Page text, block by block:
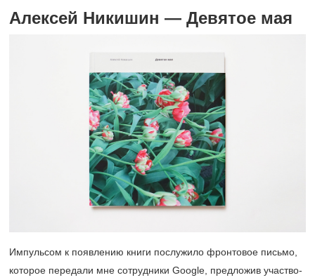
Алексей Никишин — Девятое мая
Импульсом к появлению книги послужило фронтовое письмо,
которое передали мне сотрудники Google, предложив участво­